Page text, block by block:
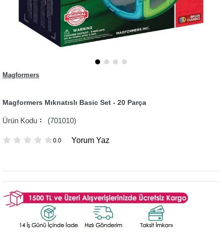
Magformers
Magformers Mıknatıslı Basic Set - 20 Parça
(701010)
0.0 Yorum Yaz